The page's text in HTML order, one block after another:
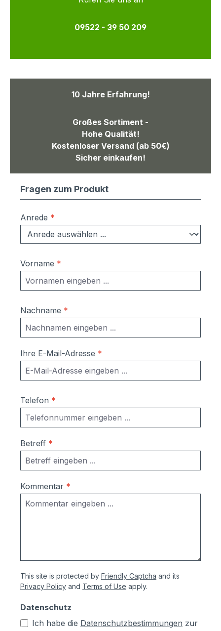
09522 - 39 50 209
10 Jahre Erfahrung!
Großes Sortiment -
Hohe Qualität!
Kostenloser Versand (ab 50€)
Sicher einkaufen!
Fragen zum Produkt
Anrede *
Vorname *
Nachname *
Ihre E-Mail-Adresse *
Telefon *
Betreff *
Kommentar *
This site is protected by Friendly Captcha and its
Privacy Policy and Terms of Use apply.
Datenschutz
Ich habe die Datenschutzbestimmungen zur